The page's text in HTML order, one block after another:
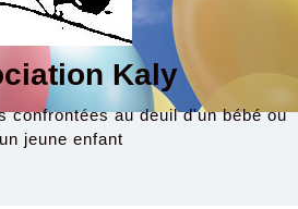
Kaly
confrontées au deuil d'un bébé ou
jeune enfant